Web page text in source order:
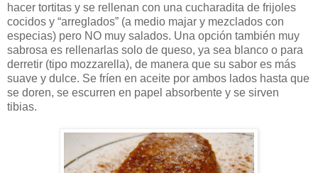
hacer tortitas y se rellenan con una cucharadita de frijoles
cocidos y “arreglados” (a medio majar y mezclados con
especias) pero NO muy salados. Una opción también muy
sabrosa es rellenarlas solo de queso, ya sea blanco o para
derretir (tipo mozzarella), de manera que su sabor es más
suave y dulce. Se fríen en aceite por ambos lados hasta que
se doren, se escurren en papel absorbente y se sirven
tibias.